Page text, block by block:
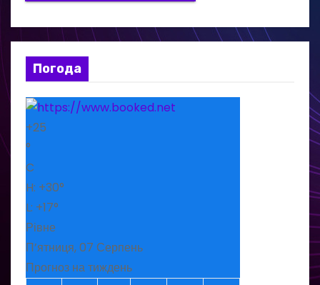
Погода
+25
°
C
H: +30°
L: +17°
Рівне
П’ятниця, 07 Серпень
Прогноз на тиждень